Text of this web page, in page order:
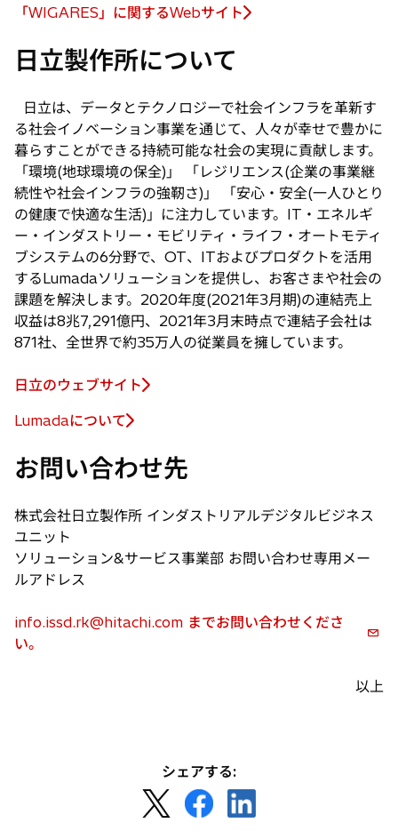
「WIGARES」に関するWebサイト
い
ブ
で
開
く
日立製作所について
日立は、データとテクノロジーで社会インフラを革新す
る社会イノベーション事業を通じて、人々が幸せで豊かに
暮らすことができる持続可能な社会の実現に貢献します。
「環境(地球環境の保全)」 「レジリエンス(企業の事業継
続性や社会インフラの強靭さ)」 「安心・安全(一人ひとり
の健康で快適な生活)」に注力しています。IT・エネルギ
ー・インダストリー・モビリティ・ライフ・オートモティ
ブシステムの6分野で、OT、ITおよびプロダクトを活用
するLumadaソリューションを提供し、お客さまや社会の
課題を解決します。2020年度(2021年3月期)の連結売上
収益は8兆7,291億円、2021年3月末時点で連結子会社は
871社、全世界で約35万人の従業員を擁しています。
日立のウェブサイト
Lumadaについて
新
い
ブ
で
開
く
お問い合わせ先
株式会社日立製作所 インダストリアルデジタルビジネス
ユニット
ソリューション&サービス事業部 お問い合わせ専用メー
ルアドレス
info.issd.rk@hitachi.com までお問い合わせくださ
い。
以上
シェアする:
し
新
し